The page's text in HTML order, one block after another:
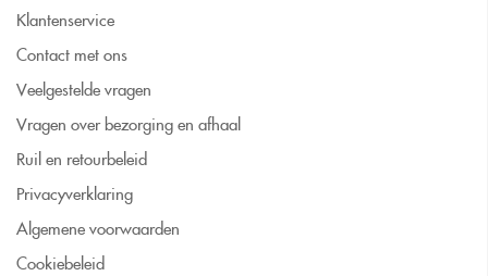
Klantenservice
Contact met ons
Veelgestelde vragen
Vragen over bezorging en afhaal
Ruil en retourbeleid
Privacyverklaring
Algemene voorwaarden
Cookiebeleid